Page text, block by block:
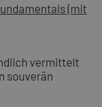
(mit
vermittelt
souverän